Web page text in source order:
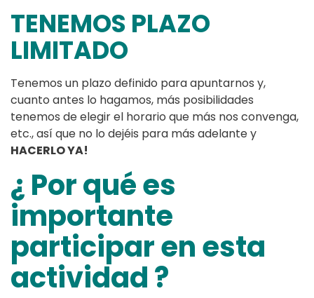
TENEMOS PLAZO
LIMITADO
Tenemos un plazo definido para apuntarnos y,
cuanto antes lo hagamos, más posibilidades
tenemos de elegir el horario que más nos convenga,
etc., así que no lo dejéis para más adelante y
HACERLO YA!
¿ Por qué es
importante
participar en esta
actividad ?